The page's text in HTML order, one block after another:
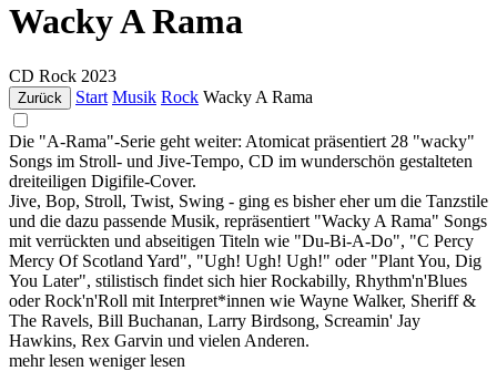
Wacky A Rama
CD Rock 2023
Zurück Start Musik Rock Wacky A Rama
Die "A-Rama"-Serie geht weiter: Atomicat präsentiert 28 "wacky"
Songs im Stroll- und Jive-Tempo, CD im wunderschön gestalteten
dreiteiligen Digifile-Cover.
Jive, Bop, Stroll, Twist, Swing - ging es bisher eher um die Tanzstile
und die dazu passende Musik, repräsentiert "Wacky A Rama" Songs
mit verrückten und abseitigen Titeln wie "Du-Bi-A-Do", "C Percy
Mercy Of Scotland Yard", "Ugh! Ugh! Ugh!" oder "Plant You, Dig
You Later", stilistisch findet sich hier Rockabilly, Rhythm'n'Blues
oder Rock'n'Roll mit Interpret*innen wie Wayne Walker, Sheriff &
The Ravels, Bill Buchanan, Larry Birdsong, Screamin' Jay
Hawkins, Rex Garvin und vielen Anderen.
mehr lesen weniger lesen